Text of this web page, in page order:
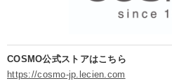
COSMO公式ストアはこちら
https://cosmo-jp.lecien.com